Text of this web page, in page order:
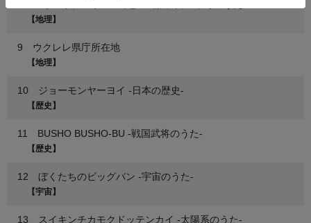
【地理】
9 ウクレレ県庁所在地
【地理】
10 ジョーモンヤーヨイ -日本の歴史-
【歴史】
11 BUSHO BUSHO-BU -戦国武将のうた-
【歴史】
12 ぼくたちのビッグバン -宇宙のうた-
【宇宙】
13 スイキンチカモクドッテンカイ -太陽系のうた-